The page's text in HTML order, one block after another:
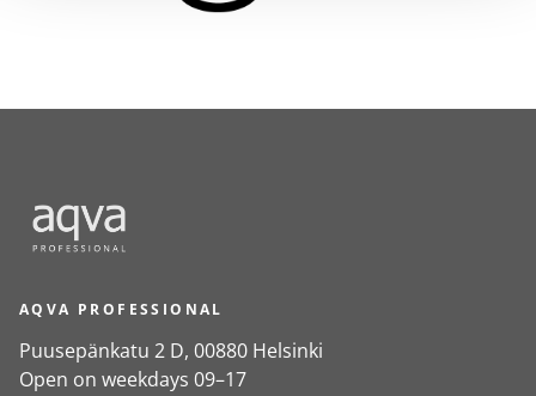
AQVA PROFESSIONAL
Puusepänkatu 2 D, 00880 Helsinki
Open on weekdays 09–17